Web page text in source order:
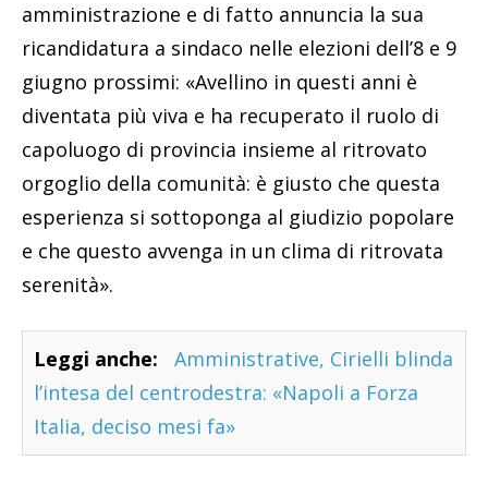
amministrazione e di fatto annuncia la sua
ricandidatura a sindaco nelle elezioni dell’8 e 9
giugno prossimi: «Avellino in questi anni è
diventata più viva e ha recuperato il ruolo di
capoluogo di provincia insieme al ritrovato
orgoglio della comunità: è giusto che questa
esperienza si sottoponga al giudizio popolare
e che questo avvenga in un clima di ritrovata
serenità».
Leggi anche:
Amministrative, Cirielli blinda
l’intesa del centrodestra: «Napoli a Forza
Italia, deciso mesi fa»